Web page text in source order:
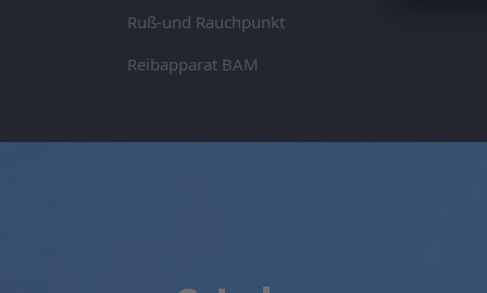
Ruß-und Rauchpunkt
Reibapparat BAM